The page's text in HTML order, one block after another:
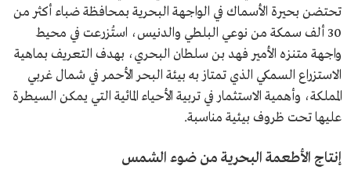
تحتضن بحيرة الأسماك في الواجهة البحرية بمحافظة ضباء أكثر من
30 ألف سمكة من نوعي البلطي والدنيس، استُزرعت في محيط
واجهة متنزه الأمير فهد بن سلطان البحري، بهدف التعريف بماهية
الاستزراع السمكي الذي تمتاز به بيئة البحر الأحمر في شمال غربي
المملكة، وأهمية الاستثمار في تربية الأحياء المائية التي يمكن السيطرة
عليها تحت ظروف بيئية مناسبة.
إنتاج الأطعمة البحرية من ضوء الشمس